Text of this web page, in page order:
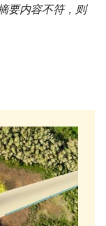
要内容不符，则